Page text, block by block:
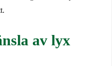
av lyx